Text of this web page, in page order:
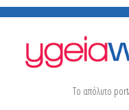
Το απόλυτο